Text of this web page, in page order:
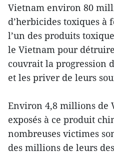
Vietnam environ 80
d’herbicides toxiques
l’un des produits
le Vietnam pour
couvrait la progression
et les priver de leurs
Environ 4,8 millions de
exposés à ce produit
nombreuses victimes
des millions de leurs